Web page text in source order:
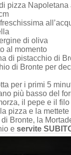
pizza Napoletana
di oliva
al momento
di pistacchio di
di Bronte per
per i primi 5
più basso del
il pepe e il filo
pizza e la
Bronte, la
e servite